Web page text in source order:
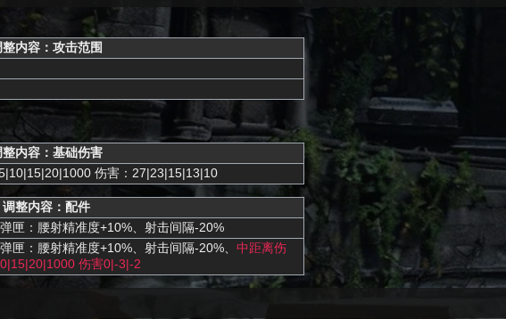
整内容：攻击范围
整内容：基础伤害
伤害：27|23|15|13|10
调整内容：配件
匣：腰射精准度+10%、射击间隔-20%
匣：腰射精准度+10%、射击间隔-20%、 中距离伤
伤害0|-3|-2